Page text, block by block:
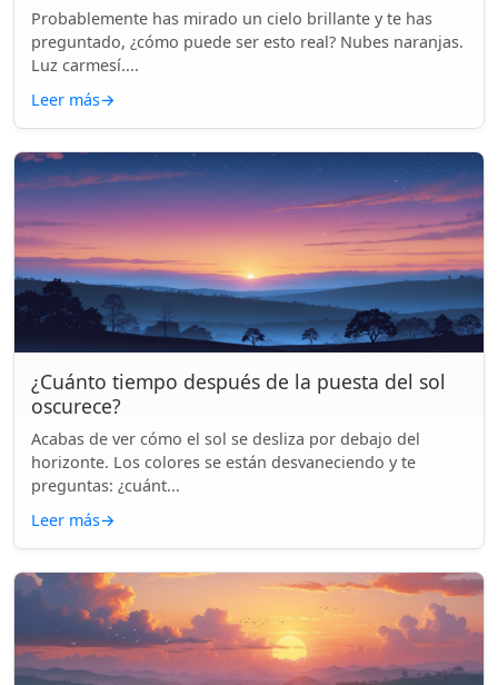
Probablemente has mirado un cielo brillante y te has
preguntado, ¿cómo puede ser esto real? Nubes naranjas.
Luz carmesí....
Leer más→
¿Cuánto tiempo después de la puesta del sol
oscurece?
Acabas de ver cómo el sol se desliza por debajo del
horizonte. Los colores se están desvaneciendo y te
preguntas: ¿cuánt...
Leer más→